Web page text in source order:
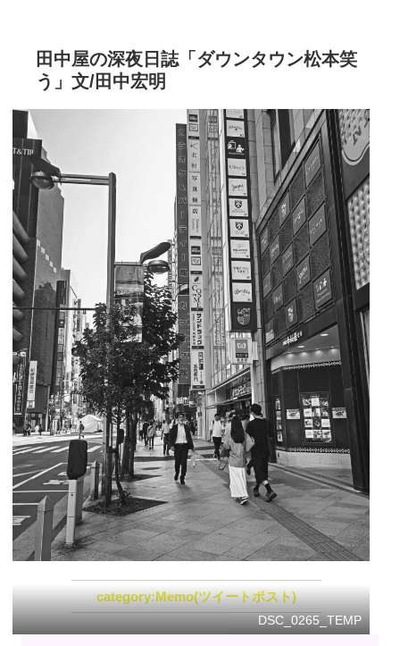
田中屋の深夜日誌「ダウンタウン松本笑
う」文/田中宏明
Memo(ツイートポスト)
DSC_0265_TEMP